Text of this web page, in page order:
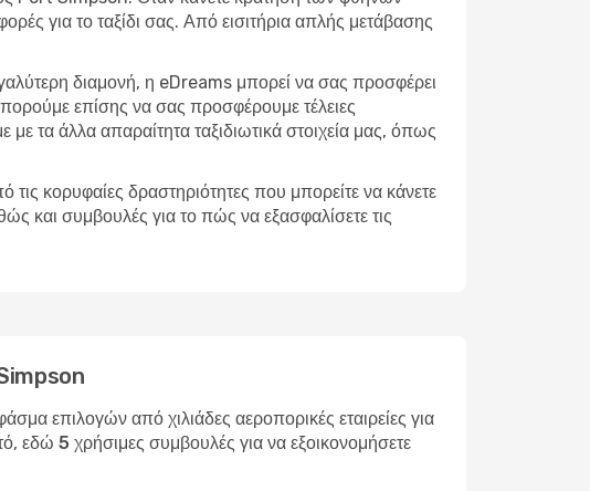
για το ταξίδι σας. Από εισιτήρια απλής μετάβασης
διαμονή, η eDreams μπορεί να σας προσφέρει
επίσης να σας προσφέρουμε τέλειες
τα άλλα απαραίτητα ταξιδιωτικά στοιχεία μας, όπως
τις κορυφαίες δραστηριότητες που μπορείτε να κάνετε
και συμβουλές για το πώς να εξασφαλίσετε τις
επιλογών από χιλιάδες αεροπορικές εταιρείες για
εδώ 5 χρήσιμες συμβουλές για να εξοικονομήσετε